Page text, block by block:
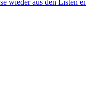
wieder aus den Listen